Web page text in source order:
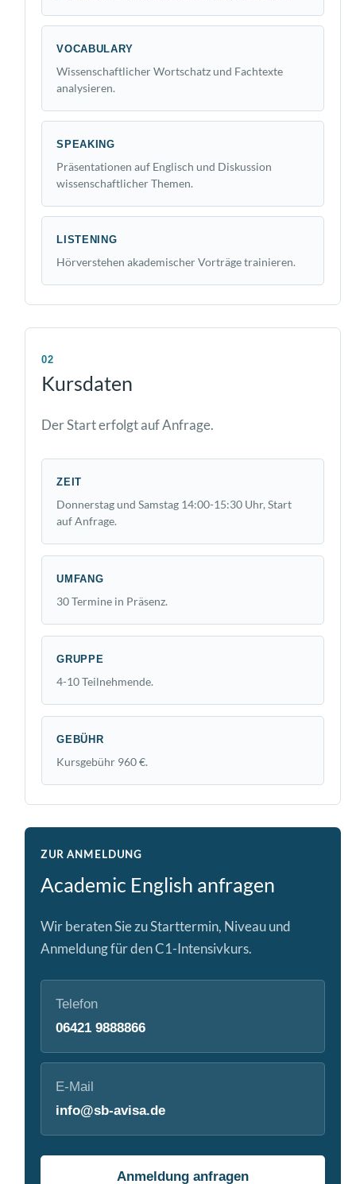
VOCABULARY
Wissenschaftlicher Wortschatz und Fachtexte
analysieren.
SPEAKING
Präsentationen auf Englisch und Diskussion
wissenschaftlicher Themen.
LISTENING
Hörverstehen akademischer Vorträge trainieren.
02
Kursdaten
Der Start erfolgt auf Anfrage.
ZEIT
Donnerstag und Samstag 14:00-15:30 Uhr, Start
auf Anfrage.
UMFANG
30 Termine in Präsenz.
GRUPPE
4-10 Teilnehmende.
GEBÜHR
Kursgebühr 960 €.
ZUR ANMELDUNG
Academic English anfragen
Wir beraten Sie zu Starttermin, Niveau und
Anmeldung für den C1-Intensivkurs.
Telefon
06421 9888866
E-Mail
info@sb-avisa.de
Anmeldung anfragen